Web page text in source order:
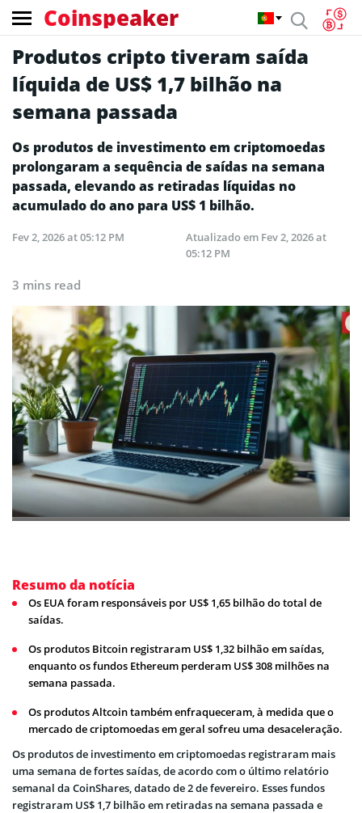
Coinspeaker
Produtos cripto tiveram saída
líquida de US$ 1,7 bilhão na
semana passada
Os produtos de investimento em criptomoedas
prolongaram a sequência de saídas na semana
passada, elevando as retiradas líquidas no
acumulado do ano para US$ 1 bilhão.
Fev 2, 2026 at 05:12 PM Atualizado em Fev 2, 2026 at
05:12 PM
3 mins read
Resumo da notícia
Os EUA foram responsáveis por US$ 1,65 bilhão do total de
saídas.
Os produtos Bitcoin registraram US$ 1,32 bilhão em saídas,
enquanto os fundos Ethereum perderam US$ 308 milhões na
semana passada.
Os produtos Altcoin também enfraqueceram, à medida que o
mercado de criptomoedas em geral sofreu uma desaceleração.
Os produtos de investimento em criptomoedas registraram mais
uma semana de fortes saídas, de acordo com o último relatório
semanal da CoinShares, datado de 2 de fevereiro. Esses fundos
registraram US$ 1,7 bilhão em retiradas na semana passada e